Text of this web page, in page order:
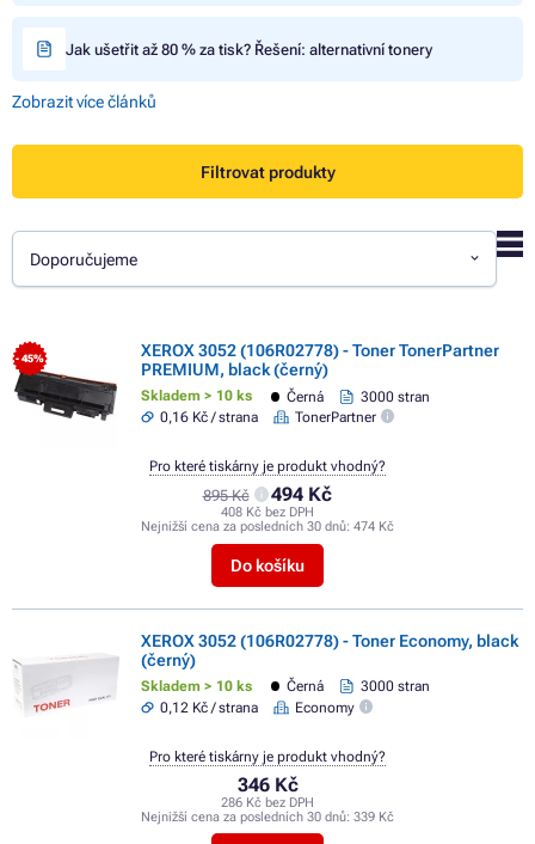
Jak ušetřit až 80 % za tisk? Řešení: alternativní tonery
Zobrazit více článků
Filtrovat produkty
Doporučujeme
- 45%
XEROX 3052 (106R02778) - Toner TonerPartner
PREMIUM, black (černý)
Skladem > 10 ks Černá
3000 stran
0,16 Kč / strana
TonerPartner
895 Kč 494 Kč
408 Kč bez DPH
Nejnižší cena za posledních 30 dnů: 474 Kč
Do košíku
Pro které tiskárny je produkt vhodný?
XEROX 3052 (106R02778) - Toner Economy, black
(černý)
Skladem > 10 ks Černá
3000 stran
0,12 Kč / strana
Economy
346 Kč
286 Kč bez DPH
Nejnižší cena za posledních 30 dnů: 339 Kč
Pro které tiskárny je produkt vhodný?